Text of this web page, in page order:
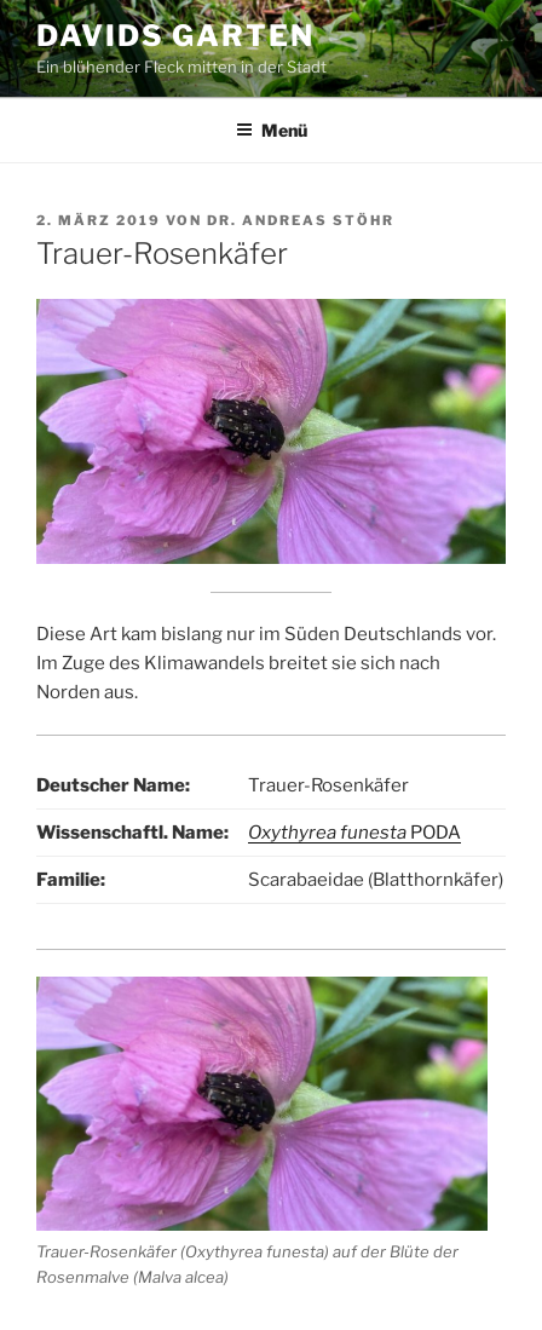
Zum
Inhalt
springen
DAVIDS GARTEN
Ein blühender Fleck mitten in der Stadt
Menü
VERÖFFENTLICHT
AM
2. MÄRZ 2019 VON DR. ANDREAS STÖHR
Trauer-Rosenkäfer
Diese Art kam bislang nur im Süden Deutschlands vor.
Im Zuge des Klimawandels breitet sie sich nach
Norden aus.
Deutscher Name: Trauer-Rosenkäfer
Wissenschaftl. Name: Oxythyrea funestaPODA
Familie: Scarabaeidae (Blatthornkäfer)
Trauer-Rosenkäfer (Oxythyrea funesta) auf der Blüte der
Rosenmalve (Malva alcea)